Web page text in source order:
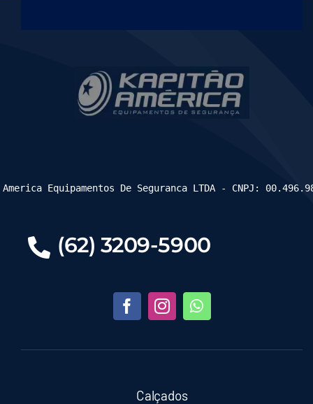
(62) 3209-5900
Calçados
Equipamentos De Seguranca LTDA - CNPJ: